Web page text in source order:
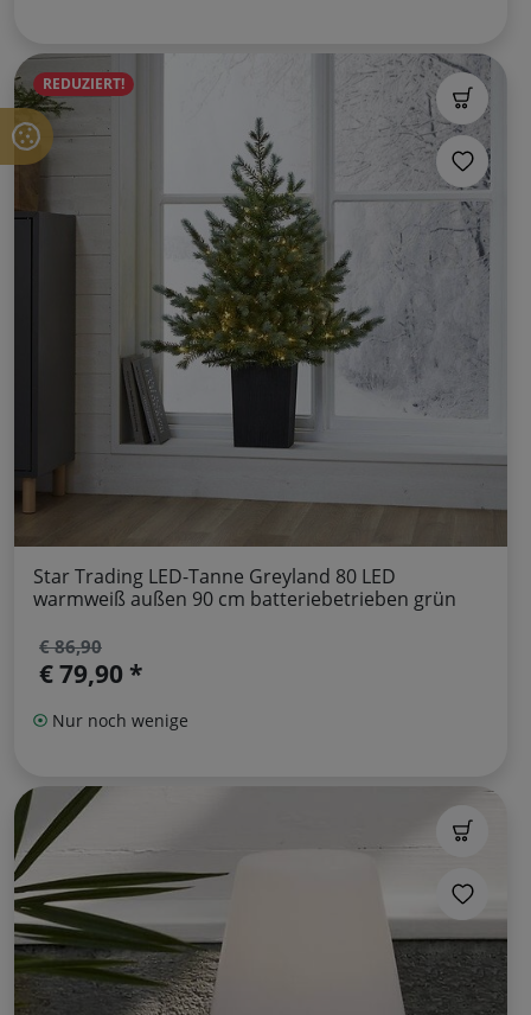
REDUZIERT!
Star Trading LED-Tanne Greyland 80 LED
warmweiß außen 90 cm batteriebetrieben grün
€ 86,90
€ 79,90 *
Nur noch wenige